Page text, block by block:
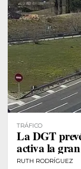
TRÁFICO
La DGT
activa la
RUTH RODRÍGUEZ